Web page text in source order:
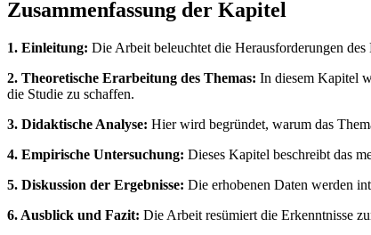
Zusammenfassung der Kapitel
1. Einleitung: Die Arbeit beleuchtet die Herausforderungen
2. Theoretische Erarbeitung des Themas: In diesem Kapitel
die Studie zu schaffen.
3. Didaktische Analyse: Hier wird begründet, warum das
4. Empirische Untersuchung: Dieses Kapitel beschreibt das
5. Diskussion der Ergebnisse: Die erhobenen Daten werden
6. Ausblick und Fazit: Die Arbeit resümiert die Erkenntnisse